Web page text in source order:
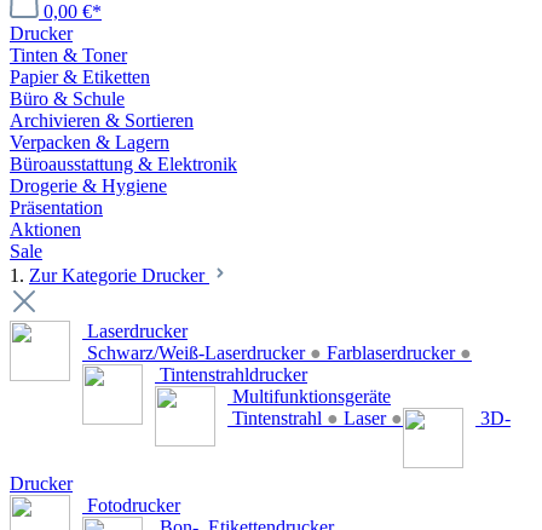
0,00 €*
Drucker
Tinten & Toner
Papier & Etiketten
Büro & Schule
Archivieren & Sortieren
Verpacken & Lagern
Büroausstattung & Elektronik
Drogerie & Hygiene
Präsentation
Aktionen
Sale
1. Zur Kategorie Drucker
Laserdrucker
Schwarz/Weiß-Laserdrucker ● Farblaserdrucker ●
Tintenstrahldrucker
Multifunktionsgeräte
Tintenstrahl ● Laser ● 3D-
Drucker
Fotodrucker